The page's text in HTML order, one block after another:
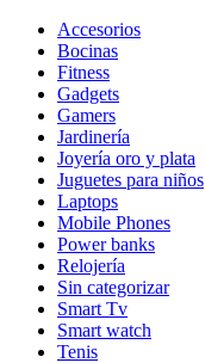
Accesorios
Bocinas
Fitness
Gadgets
Gamers
Jardinería
Joyería oro y plata
Juguetes para niños
Laptops
Mobile Phones
Power banks
Relojería
Sin categorizar
Smart Tv
Smart watch
Tenis